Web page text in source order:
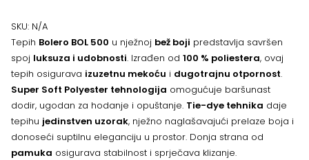
SKU: N/A
Tepih Bolero BOL 500 u nježnoj bež boji predstavlja savršen
spoj luksuza i udobnosti. Izrađen od 100 % poliestera, ovaj
tepih osigurava izuzetnu mekoću i dugotrajnu otpornost.
Super Soft Polyester tehnologija omogućuje baršunast
dodir, ugodan za hodanje i opuštanje. Tie-dye tehnika daje
tepihu jedinstven uzorak, nježno naglašavajući prelaze boja i
donoseći suptilnu eleganciju u prostor. Donja strana od
pamuka osigurava stabilnost i sprječava klizanje.